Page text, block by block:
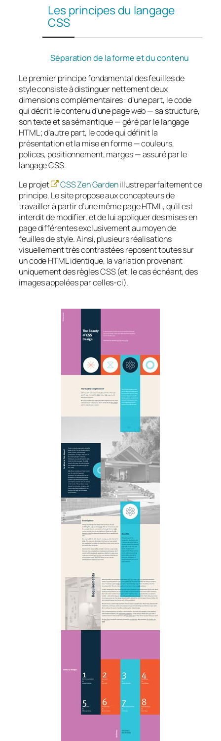
Les principes du langage
CSS
Séparation de la forme et du contenu
Le premier principe fondamental des feuilles de
style consiste à distinguer nettement deux
dimensions complémentaires : d’une part, le code
qui décrit le contenu d’une page web — sa structure,
son texte et sa sémantique — géré par le langage
HTML ; d’autre part, le code qui définit la
présentation et la mise en forme — couleurs,
polices, positionnement, marges — assuré par le
langage CSS.
Le projet
CSS Zen Gardenillustre parfaitement ce
principe. Le site propose aux concepteurs de
travailler à partir d’une même page HTML, qu’il est
interdit de modifier, et de lui appliquer des mises en
page différentes exclusivement au moyen de
feuilles de style. Ainsi, plusieurs réalisations
visuellement très contrastées reposent toutes sur
un code HTML identique, la variation provenant
uniquement des règles CSS (et, le cas échéant, des
images appelées par celles-ci).